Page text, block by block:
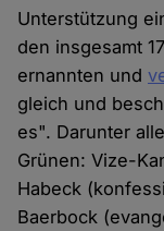
Unterstützung
den insgesamt
ernannten und
gleich und
es". Darunter
Grünen: Vize-
Habeck
Baerbock